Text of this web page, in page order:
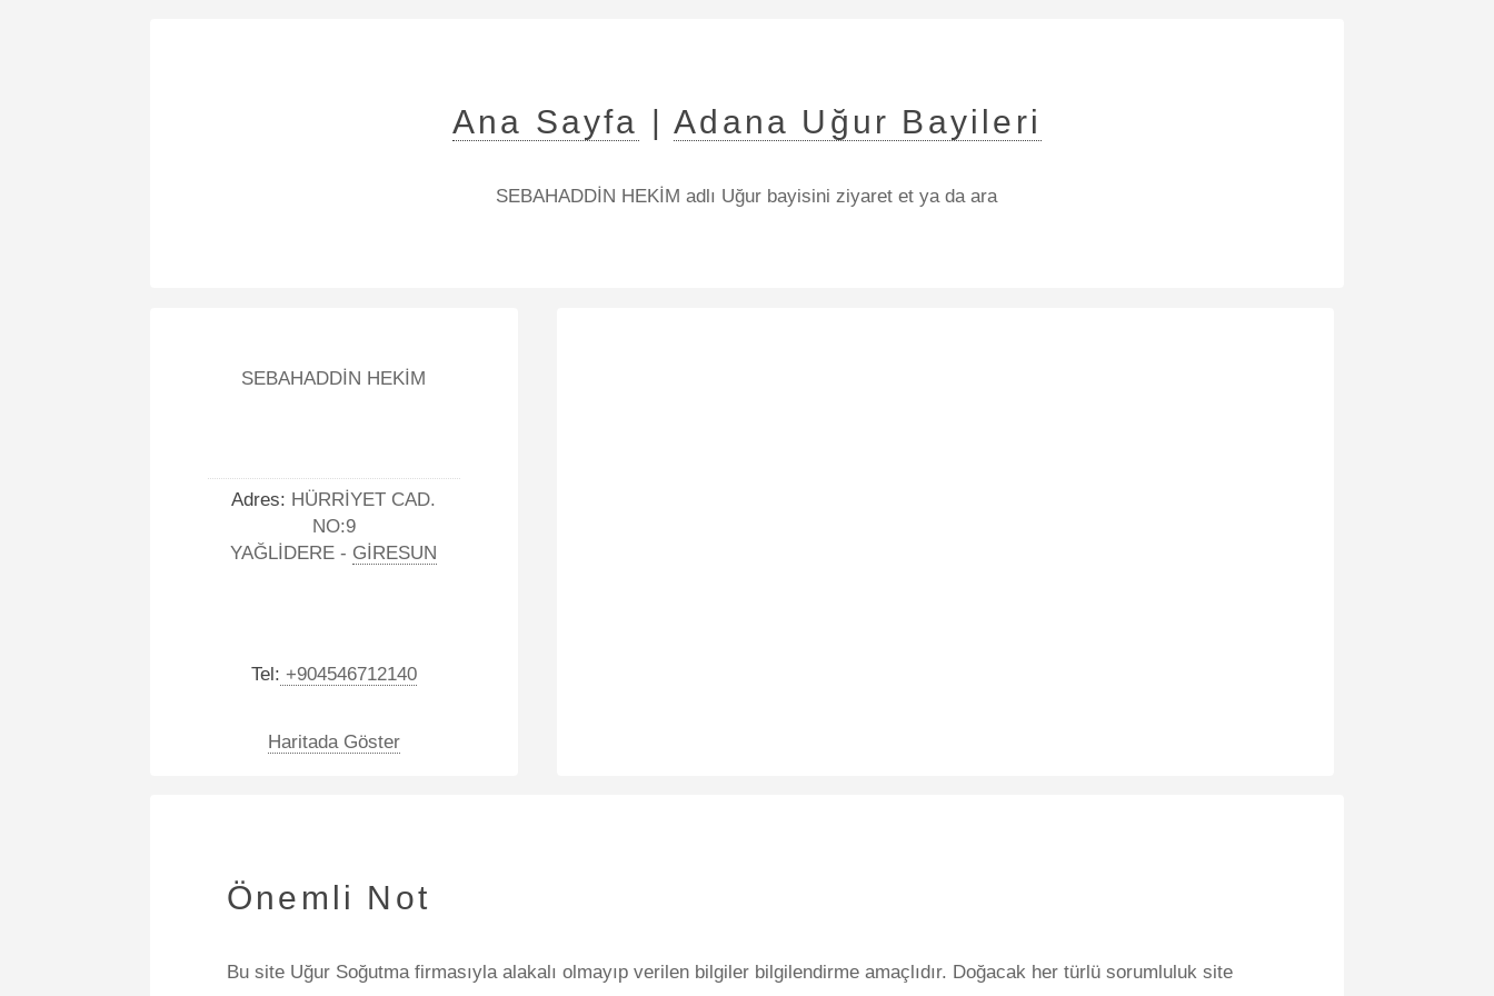
Ana Sayfa |Adana Uğur Bayileri
SEBAHADDİN HEKİM adlı Uğur bayisini ziyaret et ya da ara
SEBAHADDİN HEKİM
Adres: HÜRRİYET CAD.
NO:9
YAĞLİDERE - GİRESUN
Tel: +904546712140
Haritada Göster
Önemli Not
Bu site Uğur Soğutma firmasıyla alakalı olmayıp verilen bilgiler bilgilendirme amaçlıdır. Doğacak her türlü sorumluluk site